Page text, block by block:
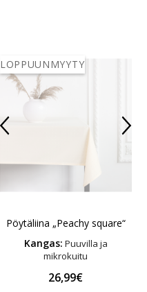
LOPPUUNMYYTY
Pöytäliina „Peachy square“
Kangas: Puuvilla ja
mikrokuitu
26,99€